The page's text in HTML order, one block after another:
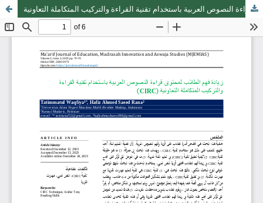
زيادة فهم الطلاب لمحتوى قراءة النصوص العربية باستخدام تقنية القراءة والتركيب المتكاملة التعاونية (CIRC)